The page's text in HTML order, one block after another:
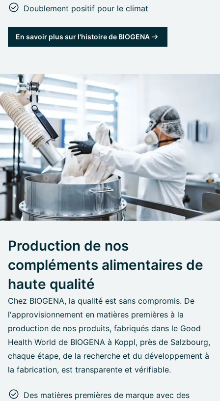
Doublement positif pour le climat
En savoir plus sur l'histoire de BIOGENA
Production de nos
compléments alimentaires de
haute qualité
Chez BIOGENA, la qualité est sans compromis. De
l'approvisionnement en matières premières à la
production de nos produits, fabriqués dans le Good
Health World de BIOGENA à Koppl, près de Salzbourg,
chaque étape, de la recherche et du développement à
la fabrication, est transparente et vérifiable.
Des matières premières de marque avec des